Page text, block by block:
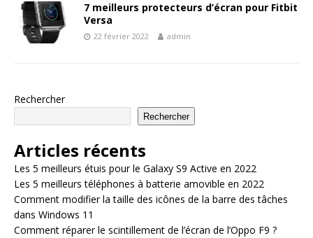
7 meilleurs protecteurs d’écran pour Fitbit
Versa
22 février 2022 admin
Rechercher
Rechercher
Articles récents
Les 5 meilleurs étuis pour le Galaxy S9 Active en 2022
Les 5 meilleurs téléphones à batterie amovible en 2022
Comment modifier la taille des icônes de la barre des tâches
dans Windows 11
Comment réparer le scintillement de l’écran de l’Oppo F9 ?